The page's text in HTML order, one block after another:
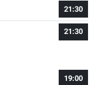
21:30
21:30
19:00